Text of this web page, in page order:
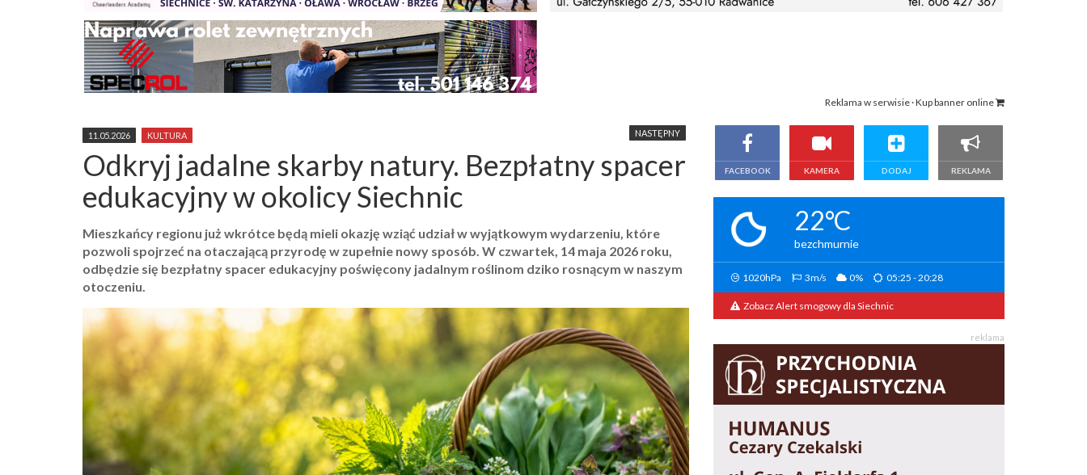
Reklama w serwisie · Kup banner online
NASTĘPNY
11.05.2026 KULTURA
Odkryj jadalne skarby natury. Bezpłatny spacer
edukacyjny w okolicy Siechnic
Mieszkańcy regionu już wkrótce będą mieli okazję wziąć udział w wyjątkowym wydarzeniu, które
pozwoli spojrzeć na otaczającą przyrodę w zupełnie nowy sposób. W czwartek, 14 maja 2026 roku,
odbędzie się bezpłatny spacer edukacyjny poświęcony jadalnym roślinom dziko rosnącym w naszym
otoczeniu.
FACEBOOK KAMERA DODAJ REKLAMA
22°C
bezchmurnie
1020hPa 3m/s 0% 05:25 - 20:28
Zobacz Alert smogowy dla Siechnic
reklama